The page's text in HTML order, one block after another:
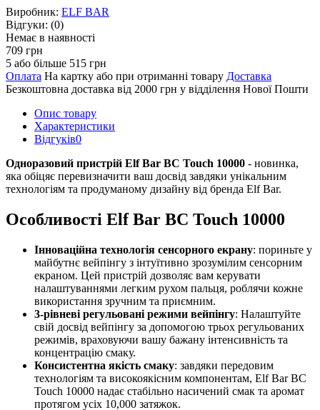
Виробник: ELF BAR
Відгуки: (0)
Немає в наявності
709 грн
5 або більше 515 грн
Оплата На картку або при отриманні товару Доставка
Безкоштовна доставка від 2000 грн у відділення Нової Пошти
Опис товару
Характеристики
Відгуків0
Одноразовий пристрій Elf Bar BC Touch 10000 - новинка,
яка обіцяє перевизначити ваш досвід завдяки унікальним
технологіям та продуманому дизайну від бренда Elf Bar.
Особливості Elf Bar BC Touch 10000
Інноваційна технологія сенсорного екрану: пориньте у
майбутнє вейпінгу з інтуїтивно зрозумілим сенсорним
екраном. Цей пристрій дозволяє вам керувати
налаштуваннями легким рухом пальця, роблячи кожне
використання зручним та приємним.
3-рівневі регульовані режими вейпінгу: Налаштуйте
свій досвід вейпінгу за допомогою трьох регульованих
режимів, враховуючи вашу бажану інтенсивність та
концентрацію смаку.
Консистентна якість смаку: завдяки передовим
технологіям та високоякісним компонентам, Elf Bar BC
Touch 10000 надає стабільно насичений смак та аромат
протягом усіх 10,000 затяжок.